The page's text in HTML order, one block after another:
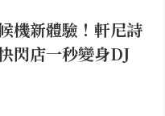
機新體驗！軒尼詩
閃店一秒變身DJ